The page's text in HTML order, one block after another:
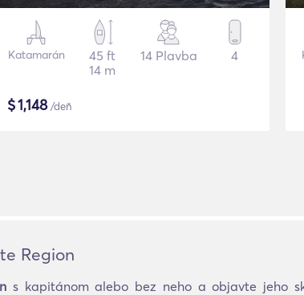
Katamarán
45 ft
14 m
14 Plavba 4
$1,148/deň
Region
s kapitánom alebo bez neho a objavte jeho